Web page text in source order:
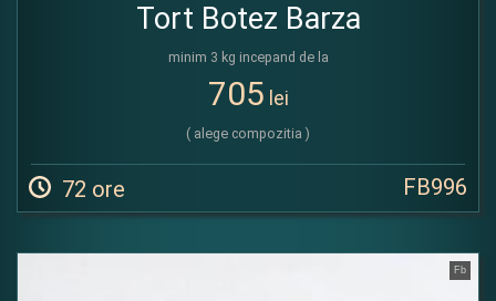
Tort Botez Barza
minim 3 kg incepand de la
705 lei
( alege compozitia )
72 ore FB996
Fb